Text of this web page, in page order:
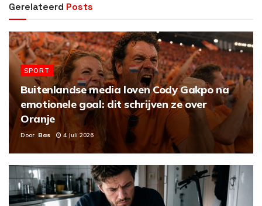
Gerelateerd Posts
SPORT
Buitenlandse media loven Cody Gakpo na
emotionele goal: dit schrijven ze over
Oranje
Door Bas 4 Juli 2026